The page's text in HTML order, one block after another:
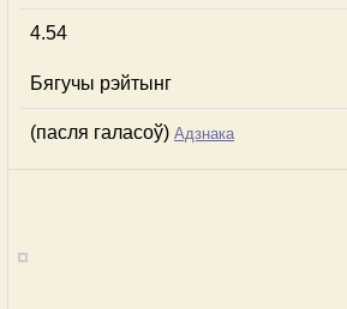
4.54
Бягучы рэйтынг
(пасля галасоў) Адзнака